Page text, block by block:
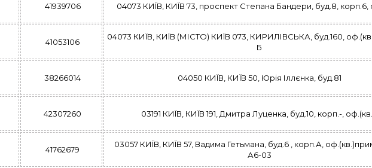
41939706 04073 КИЇВ, КИЇВ 73, проспект Степана Бандери, буд.8, корп.6,
41053106
04073 КИЇВ, КИЇВ (МІСТО) КИЇВ 073, КИРИЛІВСЬКА, буд.160,
Б
38266014 04050 КИЇВ, КИЇВ 50, Юрія Іллєнка, буд.81
42307260 03191 КИЇВ, КИЇВ 191, Дмитра Луценка, буд.10, корп.-,
41762679
03057 КИЇВ, КИЇВ 57, Вадима Гетьмана, буд.6 , корп.А,
А6-03